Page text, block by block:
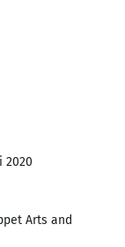
2020
Arts and